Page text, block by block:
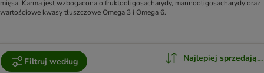
mięsa. Karma jest wzbogacona o fruktooligosacharydy, mannooligosacharydy oraz
wartościowe kwasy tłuszczowe Omega 3 i Omega 6.
Filtruj według Najlepiej